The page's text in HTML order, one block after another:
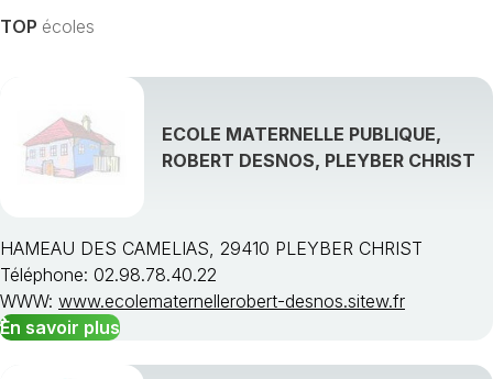
TOP écoles
ECOLE MATERNELLE PUBLIQUE,
ROBERT DESNOS, PLEYBER CHRIST
HAMEAU DES CAMELIAS, 29410 PLEYBER CHRIST
Téléphone: 02.98.78.40.22
WWW: www.ecolematernellerobert-desnos.sitew.fr
En savoir plus